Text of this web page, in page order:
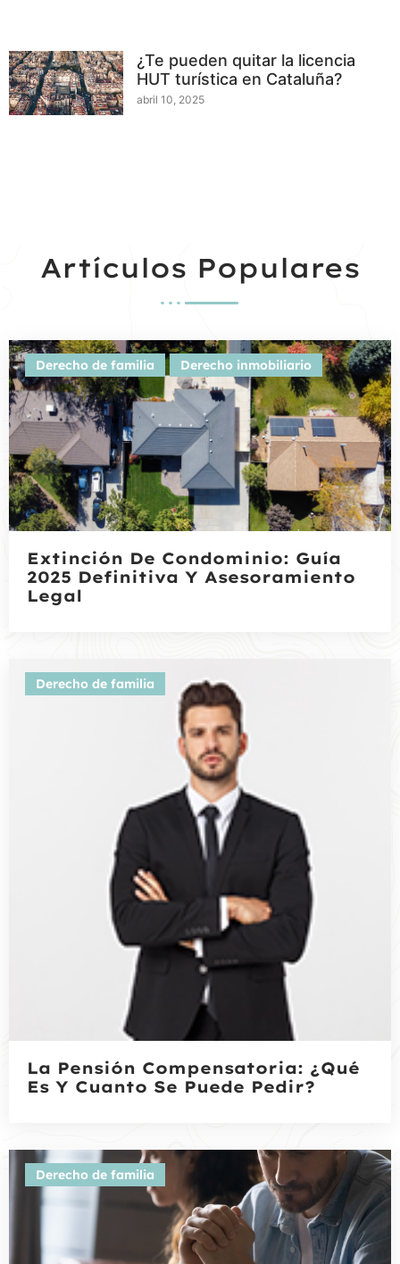
¿Te pueden quitar la licencia
HUT turística en Cataluña?
abril 10, 2025
Artículos Populares
Derecho de familia Derecho inmobiliario
Extinción De Condominio: Guía
2025 Definitiva Y Asesoramiento
Legal
Derecho de familia
La Pensión Compensatoria: ¿Qué
Es Y Cuanto Se Puede Pedir?
Derecho de familia